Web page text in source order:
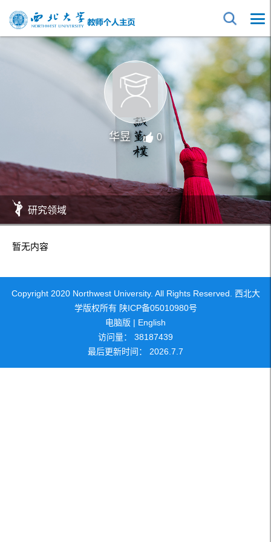
华昱 0
研究领域
暂无内容
Copyright 2020 Northwest University. All Rights Reserved. 西北大
学版权所有 陕ICP备05010980号
电脑版 | English
访问量： 38187439
最后更新时间： 2026 7 7